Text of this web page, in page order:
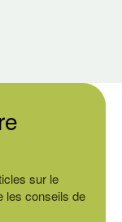
sur le
les conseils de